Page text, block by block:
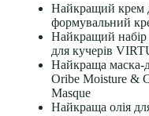
Найкращий крем
формувальний
Найкращий набір
для кучерів
Найкраща маска-
Oribe Moisture &
Masque
Найкраща олія